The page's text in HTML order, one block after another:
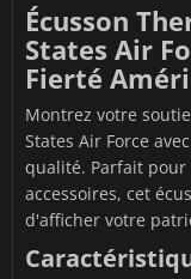
Écusson
States Air
Fierté
Montrez votre
States Air Force
qualité. Parfait pour
accessoires, cet
d'afficher votre